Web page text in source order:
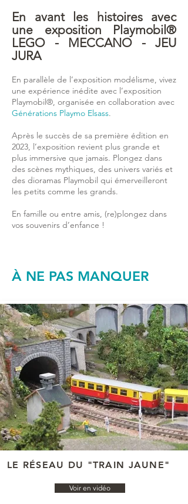
En avant les histoires avec
une exposition Playmobil®
LEGO - MECCANO - JEU
JURA
En parallèle de l’exposition modélisme, vivez
une expérience inédite avec l’exposition
Playmobil®, organisée en collaboration avec
Générations Playmo Elsass.
Après le succès de sa première édition en
2023, l’exposition revient plus grande et
plus immersive que jamais. Plongez dans
des scènes mythiques, des univers variés et
des dioramas Playmobil qui émerveilleront
les petits comme les grands.
En famille ou entre amis, (re)plongez dans
vos souvenirs d’enfance !
À NE PAS MANQUER
LE RÉSEAU DU "TRAIN JAUNE"
Voir en vidéo